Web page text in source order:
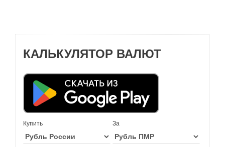
КАЛЬКУЛЯТОР ВАЛЮТ
Купить За